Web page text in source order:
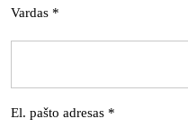
Vardas *
El. pašto adresas *